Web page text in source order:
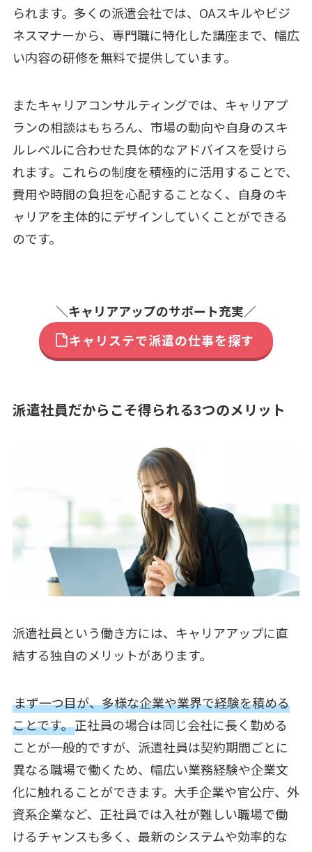
られます。多くの派遣会社では、OAスキルやビジ
ネスマナーから、専門職に特化した講座まで、幅広
い内容の研修を無料で提供しています。
またキャリアコンサルティングでは、キャリアプ
ランの相談はもちろん、市場の動向や自身のスキ
ルレベルに合わせた具体的なアドバイスを受けら
れます。これらの制度を積極的に活用することで、
費用や時間の負担を心配することなく、自身のキ
ャリアを主体的にデザインしていくことができる
のです。
＼キャリアアップのサポート充実／
キャリステで派遣の仕事を探す
派遣社員だからこそ得られる3つのメリット
派遣社員という働き方には、キャリアアップに直
結する独自のメリットがあります。
まず一つ目が、多様な企業や業界で経験を積める
ことです。正社員の場合は同じ会社に長く勤める
ことが一般的ですが、派遣社員は契約期間ごとに
異なる職場で働くため、幅広い業務経験や企業文
化に触れることができます。大手企業や官公庁、外
資系企業など、正社員では入社が難しい職場で働
けるチャンスも多く、最新のシステムや効率的な